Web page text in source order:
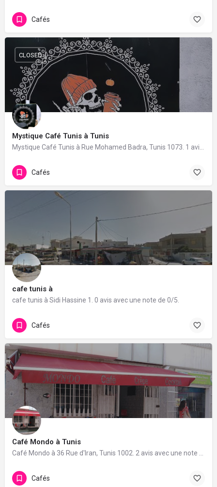
Cafés
Mystique Café Tunis à Tunis
Mystique Café Tunis à Rue Mohamed Badra, Tunis 1073. 1 avis avec une note de 5/5.
CLOSED
Cafés
cafe tunis à
cafe tunis à Sidi Hassine 1. 0 avis avec une note de 0/5.
Cafés
Café Mondo à Tunis
Café Mondo à 36 Rue d'Iran, Tunis 1002. 2 avis avec une note de 5/5.
Cafés